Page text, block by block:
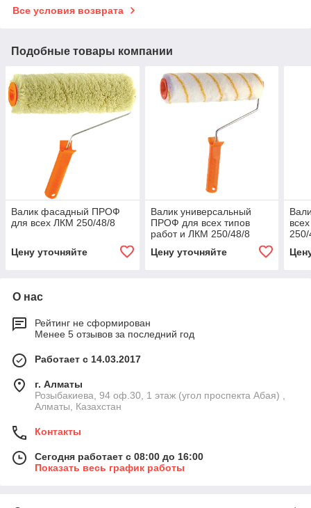
Все условия возврата
Подобные товары компании
Валик фасадный ПРОФ
для всех ЛКМ 250/48/8
Цену уточняйте
Валик универсальный
ПРОФ для всех типов
работ и ЛКМ 250/48/8
Цену уточняйте
О нас
Рейтинг не сформирован
Менее 5 отзывов за последний год
Работает с 14.03.2017
г. Алматы
Розыбакиева, 94 оф.30, 1 этаж (угол проспекта Абая) ,
Алматы, Казахстан
Контакты
Сегодня работает с 08:00 до 16:00
Показать весь график работы